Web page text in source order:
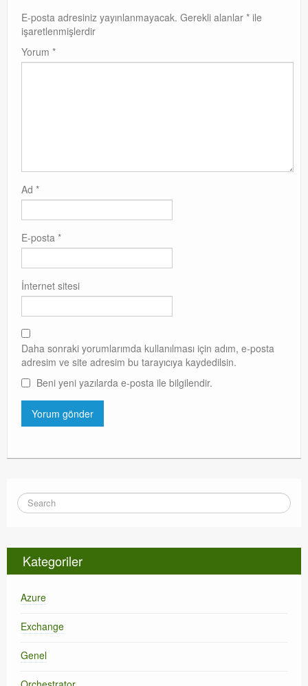
E-posta adresiniz yayınlanmayacak. Gerekli alanlar * ile
işaretlenmişlerdir
Yorum *
Ad *
E-posta *
İnternet sitesi
Daha sonraki yorumlarımda kullanılması için adım, e-posta
adresim ve site adresim bu tarayıcıya kaydedilsin.
Beni yeni yazılarda e-posta ile bilgilendir.
Kategoriler
Azure
Exchange
Genel